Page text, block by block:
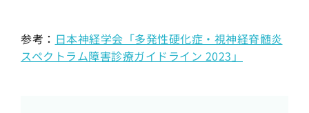
参考： 日本神経学会「多発性硬化症・視神経脊髄炎
スペクトラム障害診療ガイドライン 2023」